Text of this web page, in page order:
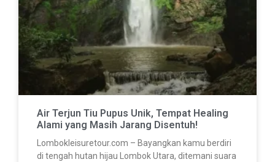
Air Terjun Tiu Pupus Unik, Tempat Healing
Alami yang Masih Jarang Disentuh!
Lombokleisuretour.com – Bayangkan kamu berdiri
di tengah hutan hijau Lombok Utara, ditemani suara